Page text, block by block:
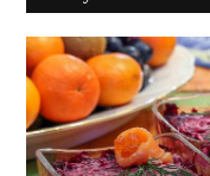
Морс
грейпфрутовый.
Рецепт
с
фото